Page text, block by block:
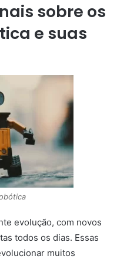
sobre os
e suas
evolução, com novos
todos os dias. Essas
muitos